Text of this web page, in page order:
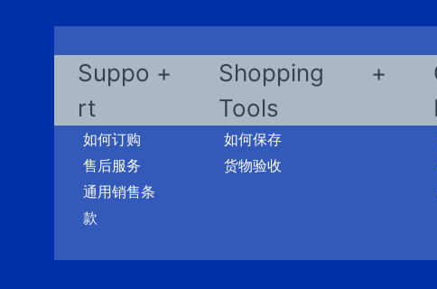
Suppo
rt
如何订购
售后服务
通用销售条
款
Shopping
Tools
如何保存
货物验收